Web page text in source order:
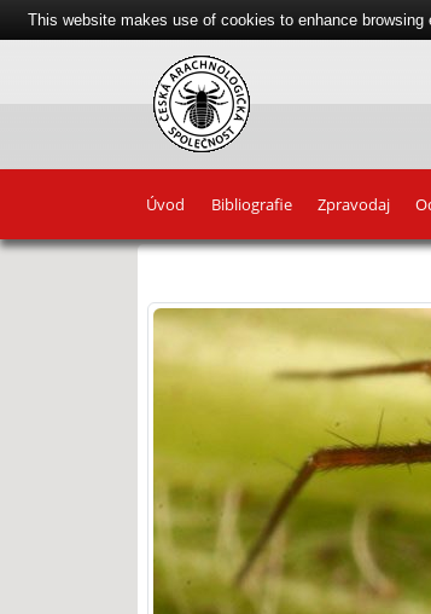
Úvod Bibliografie Zpravodaj
This website makes use of cookies to enhance